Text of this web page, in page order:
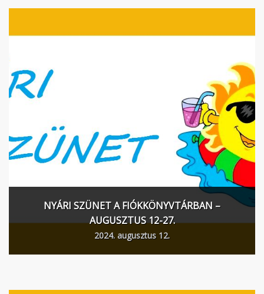
NYÁRI SZÜNET A FIÓKKÖNYVTÁRBAN –
AUGUSZTUS 12-27.
2024. augusztus 12.